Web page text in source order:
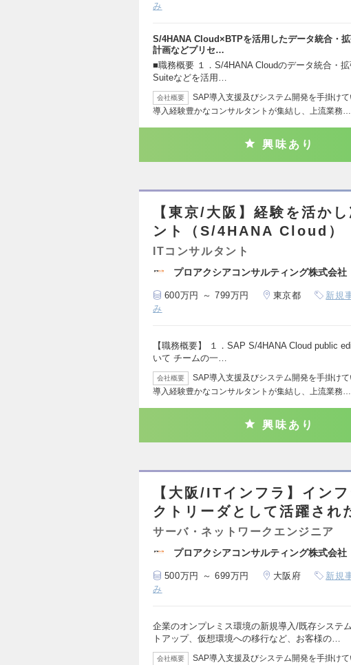
み
S/4HANA Cloud×BTPを活用したデータ統合・
計画などプリセ…
■職務概要 １．S/4HANA Cloudのデータ統合・
Suiteなどを活用…
会社概要
SAP導入支援及びシステム開発を手掛け
導入経験豊かなコンサルタントが集結し、上流業務…
興味あり
【東京/大阪】経験を活か
ント（S/4HANA Cloud）
ITコンサルタント
プロアクシアコンサルティング株式会社
600万円 ～ 799万円 東京都 新規
み
【職務概要】 １．SAP S/4HANA Cloud public
いて チームの一…
会社概要
SAP導入支援及びシステム開発を手掛け
導入経験豊かなコンサルタントが集結し、上流業務…
興味あり
【大阪/ITインフラ】イン
クトリーダとして活躍され
サーバ・ネットワークエンジニア
プロアクシアコンサルティング株式会社
500万円 ～ 699万円 大阪府 新規
み
企業のオンプレミス環境の新規導入/既存システ
トアップ、仮想環境への移行など、お客様の…
会社概要 SAP導入支援及びシステム開発を手掛け